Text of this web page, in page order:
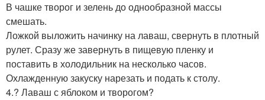
В чашке творог и зелень до однообразной массы
смешать.
Ложкой выложить начинку на лаваш, свернуть в плотный
рулет. Сразу же завернуть в пищевую пленку и
поставить в холодильник на несколько часов.
Охлажденную закуску нарезать и подать к столу.
4.? Лаваш с яблоком и творогом?